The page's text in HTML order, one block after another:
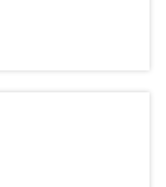
temps réel